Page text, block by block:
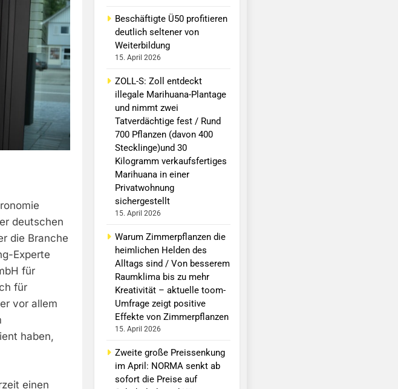
deutschen
die Branche
Experte
für
für
vor allem
haben,
einen
Beschäftigte Ü50 profitieren
deutlich seltener von
Weiterbildung
15. April 2026
ZOLL-S: Zoll entdeckt
illegale Marihuana-Plantage
und nimmt zwei
Tatverdächtige fest / Rund
700 Pflanzen (davon 400
Stecklinge)und 30
Kilogramm verkaufsfertiges
Marihuana in einer
Privatwohnung
sichergestellt
15. April 2026
Warum Zimmerpflanzen die
heimlichen Helden des
Alltags sind / Von besserem
Raumklima bis zu mehr
Kreativität – aktuelle toom-
Umfrage zeigt positive
Effekte von Zimmerpflanzen
15. April 2026
Zweite große Preissenkung
im April: NORMA senkt ab
sofort die Preise auf